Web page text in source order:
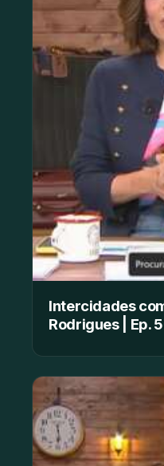
Intercidades
Rodrigues | Ep.